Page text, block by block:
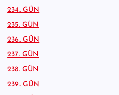
234. GÜN
235. GÜN
236. GÜN
237. GÜN
238. GÜN
239. GÜN